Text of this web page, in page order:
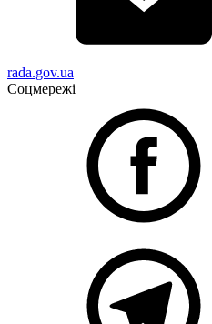
rada.gov.ua
Соцмережі